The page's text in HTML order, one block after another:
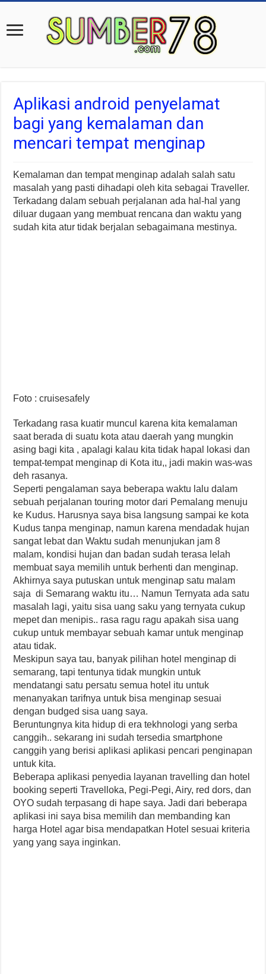
Aplikasi android penyelamat
bagi yang kemalaman dan
mencari tempat menginap
Kemalaman dan tempat menginap adalah salah satu
masalah yang pasti dihadapi oleh kita sebagai Traveller.
Terkadang dalam sebuah perjalanan ada hal-hal yang
diluar dugaan yang membuat rencana dan waktu yang
sudah kita atur tidak berjalan sebagaimana mestinya.
Foto : cruisesafely
Terkadang rasa kuatir muncul karena kita kemalaman
saat berada di suatu kota atau daerah yang mungkin
asing bagi kita , apalagi kalau kita tidak hapal lokasi dan
tempat-tempat menginap di Kota itu,, jadi makin was-was
deh rasanya.
Seperti pengalaman saya beberapa waktu lalu dalam
sebuah perjalanan touring motor dari Pemalang menuju
ke Kudus. Harusnya saya bisa langsung sampai ke kota
Kudus tanpa menginap, namun karena mendadak hujan
sangat lebat dan Waktu sudah menunjukan jam 8
malam, kondisi hujan dan badan sudah terasa lelah
membuat saya memilih untuk berhenti dan menginap.
Akhirnya saya putuskan untuk menginap satu malam
saja di Semarang waktu itu… Namun Ternyata ada satu
masalah lagi, yaitu sisa uang saku yang ternyata cukup
mepet dan menipis.. rasa ragu ragu apakah sisa uang
cukup untuk membayar sebuah kamar untuk menginap
atau tidak.
Meskipun saya tau, banyak pilihan hotel menginap di
semarang, tapi tentunya tidak mungkin untuk
mendatangi satu persatu semua hotel itu untuk
menanyakan tarifnya untuk bisa menginap sesuai
dengan budged sisa uang saya.
Beruntungnya kita hidup di era tekhnologi yang serba
canggih.. sekarang ini sudah tersedia smartphone
canggih yang berisi aplikasi aplikasi pencari penginapan
untuk kita.
Beberapa aplikasi penyedia layanan travelling dan hotel
booking seperti Travelloka, Pegi-Pegi, Airy, red dors, dan
OYO sudah terpasang di hape saya. Jadi dari beberapa
aplikasi ini saya bisa memilih dan membanding kan
harga Hotel agar bisa mendapatkan Hotel sesuai kriteria
yang yang saya inginkan.